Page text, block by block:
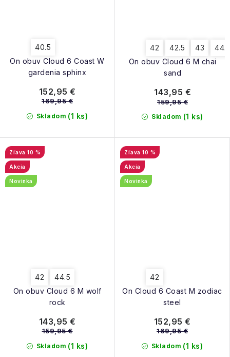
On obuv Cloud 6 Coast W
gardenia sphinx
40.5
Skladom (1 ks)
152,95 €
169,95 €
On obuv Cloud 6 M chai
sand
42 42.5 43 44.5
Skladom (1 ks)
143,95 €
159,95 €
On obuv Cloud 6 M wolf
rock
10 %
Akcia
Novinka
42 44.5
Skladom (1 ks)
143,95 €
159,95 €
On Cloud 6 Coast M zodiac
steel
10 %
Akcia
Novinka
42
Skladom (1 ks)
152,95 €
169,95 €